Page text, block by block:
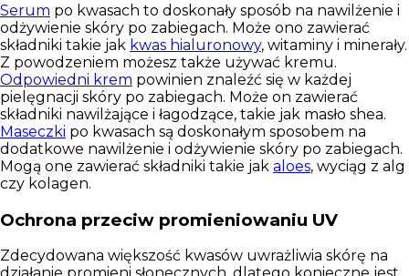
Serum po kwasach to doskonały sposób na nawilżenie i
odżywienie skóry po zabiegach. Może ono zawierać
składniki takie jak kwas hialuronowy, witaminy i minerały.
Z powodzeniem możesz także używać kremu.
Odpowiedni krem powinien znaleźć się w każdej
pielęgnacji skóry po zabiegach. Może on zawierać
składniki nawilżające i łagodzące, takie jak masło shea.
Maseczki po kwasach są doskonałym sposobem na
dodatkowe nawilżenie i odżywienie skóry po zabiegach.
Mogą one zawierać składniki takie jak aloes, wyciąg z alg
czy kolagen.
Ochrona przeciw promieniowaniu UV
Zdecydowana większość kwasów uwrażliwia skórę na